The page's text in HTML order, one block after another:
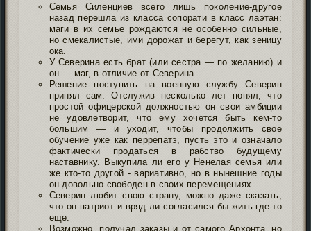
Семья Силенциев всего лишь поколение-другое
назад перешла из класса сопорати в класс лаэтан:
маги в их семье рождаются не особенно сильные,
но смекалистые, ими дорожат и берегут, как зеницу
ока.
У Северина есть брат (или сестра — по желанию) и
он — маг, в отличие от Северина.
Решение поступить на военную службу Северин
принял сам. Отслужив несколько лет понял, что
простой офицерской должностью он свои амбиции
не удовлетворит, что ему хочется быть кем-то
большим — и уходит, чтобы продолжить свое
обучение уже как перрепатэ, пусть это и означало
фактически продаться в рабство будущему
наставнику. Выкупила ли его у Ненелая семья или
же кто-то другой - вариативно, но в нынешние годы
он довольно свободен в своих перемещениях.
Северин любит свою страну, можно даже сказать,
что он патриот и вряд ли согласился бы жить где-то
еще.
Возможно, получал заказы и от самого Архонта, но